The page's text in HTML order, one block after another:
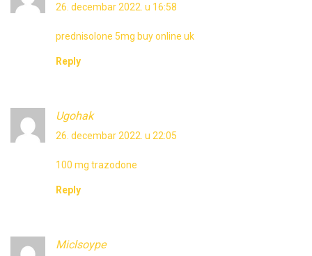
26. decembar 2022. u 16:58
prednisolone 5mg buy online uk
Reply
Ugohak
26. decembar 2022. u 22:05
100 mg trazodone
Reply
Miclsoype